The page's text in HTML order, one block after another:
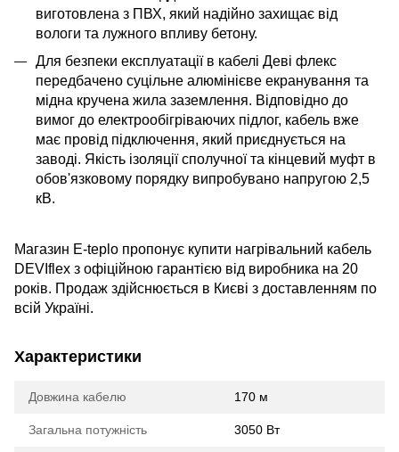
виготовлена з ПВХ, який надійно захищає від
вологи та лужного впливу бетону.
Для безпеки експлуатації в кабелі Деві флекс
передбачено суцільне алюмінієве екранування та
мідна кручена жила заземлення. Відповідно до
вимог до електрообігріваючих підлог, кабель вже
має провід підключення, який приєднується на
заводі. Якість ізоляції сполучної та кінцевий муфт в
обов'язковому порядку випробувано напругою 2,5
кВ.
Магазин E-teplo пропонує купити нагрівальний кабель
DEVIflex з офіційною гарантією від виробника на 20
років. Продаж здійснюється в Києві з доставленням по
всій Україні.
Характеристики
Довжина кабелю 170 м
Загальна потужність 3050 Вт